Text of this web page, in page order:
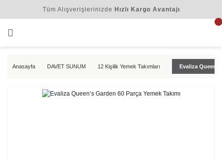
Tüm Alışverişlerinizde Hızlı Kargo Avantajı
Anasayfa DAVET SUNUM 12 Kişilik Yemek Takımları Evaliza Queen’s